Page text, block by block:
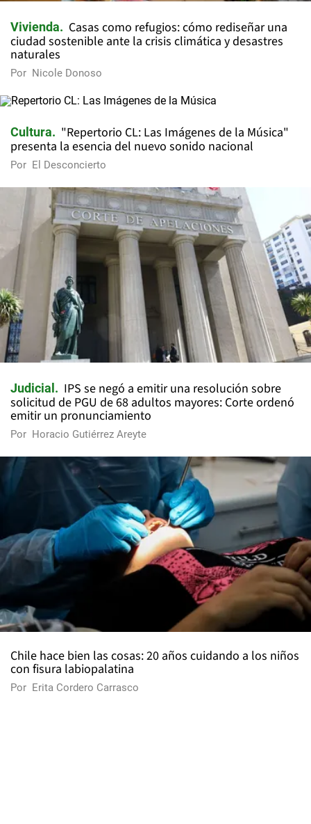
Vivienda
Casas como refugios: cómo rediseñar una
ciudad sostenible ante la crisis climática y desastres
naturales
Por Nicole Donoso
Cultura
"Repertorio CL: Las Imágenes de la Música"
presenta la esencia del nuevo sonido nacional
Por El Desconcierto
Judicial
IPS se negó a emitir una resolución sobre
solicitud de PGU de 68 adultos mayores: Corte ordenó
emitir un pronunciamiento
Por Horacio Gutiérrez Areyte
Chile hace bien las cosas: 20 años cuidando a los niños
con fisura labiopalatina
Por Erita Cordero Carrasco